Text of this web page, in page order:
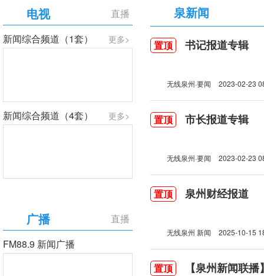
直播
电视
更多>
新闻综合频道（1套）
更多>
新闻综合频道（4套）
直播
广播
FM88.9 新闻广播
泉新闻
置顶 书记报道专辑
无线泉州·要闻 2023-02-23
置顶 市长报道专辑
无线泉州·要闻 2023-02-23
置顶 泉州财经报道
无线泉州 新闻 2025-10-15
置顶 【泉州新闻联